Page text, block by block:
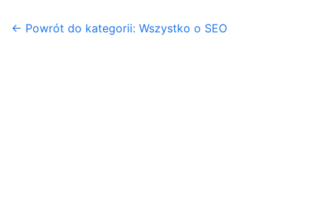
← Powrót do kategorii: Wszystko o SEO